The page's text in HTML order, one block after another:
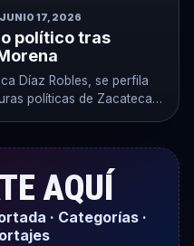
JUNIO 17, 2026
político tras
Díaz Robles, se perfila
políticas de Zacatecas,
AQUÍ
· Categorías ·